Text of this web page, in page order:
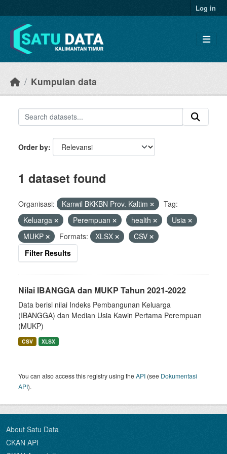
Log in
Kumpulan data
Order by
1 dataset found
Organisasi: Kanwil BKKBN Prov. Kaltim
Tag:
Keluarga
Perempuan health
Usia
MUKP
Formats: XLSX
CSV
Filter Results
Nilai IBANGGA dan MUKP Tahun 2021-2022
Data berisi nilai Indeks Pembangunan Keluarga
(IBANGGA) dan Median Usia Kawin Pertama Perempuan
(MUKP)
CSV XLSX
You can also access this registry using theAPI (see Dokumentasi
API).
About Satu Data
CKAN API